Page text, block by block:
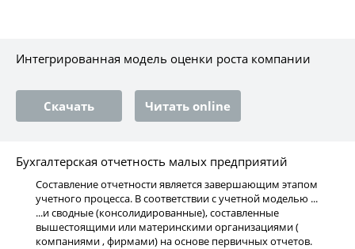
Интегрированная модель оценки роста компании
Скачать Читать online
Бухгалтерская отчетность малых предприятий
Составление отчетности является завершающим этапом
учетного процесса. В соответствии с учетной моделью ...
...и сводные (консолидированные), составленные
вышестоящими или материнскими организациями (
компаниями , фирмами) на основе первичных отчетов.